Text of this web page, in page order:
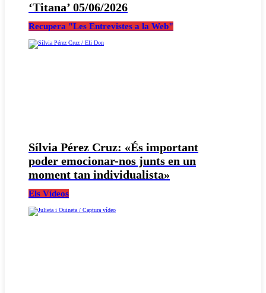
‘Titana’ 05/06/2026
Recupera "Les Entrevistes a la Web"
Sílvia Pérez Cruz: «És important
poder emocionar-nos junts en un
moment tan individualista»
Els Vídeos